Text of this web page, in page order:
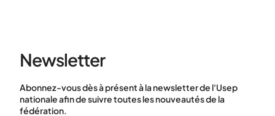
Newsletter
Abonnez-vous dès à présent à la newsletter de l'Usep
nationale afin de suivre toutes les nouveautés de la
fédération.